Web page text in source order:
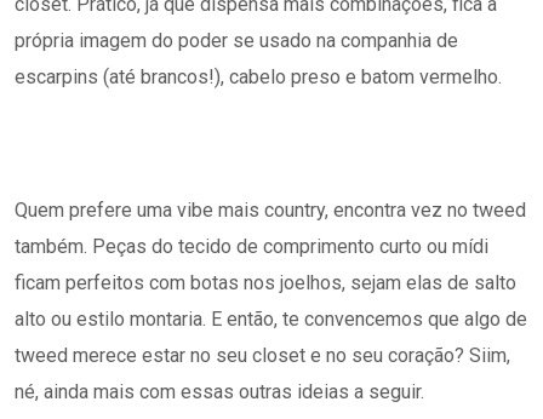
própria imagem do poder se usado na companhia de
escarpins (até brancos!), cabelo preso e batom vermelho.
Quem prefere uma vibe mais country, encontra vez no tweed
também. Peças do tecido de comprimento curto ou mídi
ficam perfeitos com botas nos joelhos, sejam elas de salto
alto ou estilo montaria. E então, te convencemos que algo de
tweed merece estar no seu closet e no seu coração? Siim,
né, ainda mais com essas outras ideias a seguir.